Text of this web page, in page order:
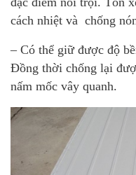
cách nhiệt và chống
– Có thể giữ được độ
Đồng thời chống lại
nấm mốc vây quanh.